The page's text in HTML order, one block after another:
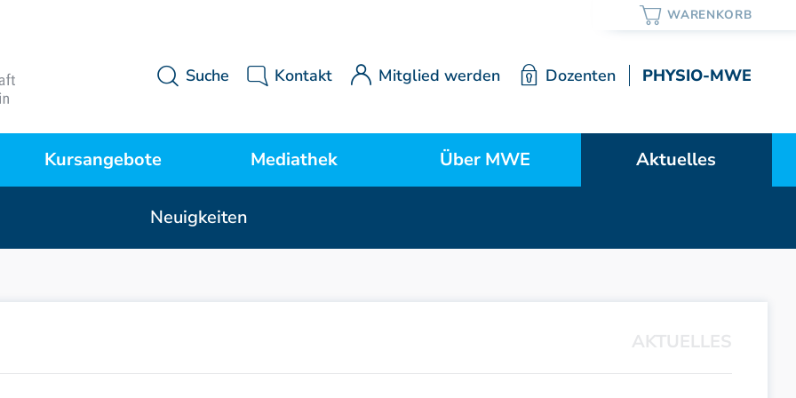
Suche Kontakt Mitglied werden Dozenten PHYSIO-MWE
Kursangebote
Kurse Manuelle Medizin
Mediathek
MWE Aktuell
Über MWE Aktuelles
Neuigkeiten
AKTUELLES